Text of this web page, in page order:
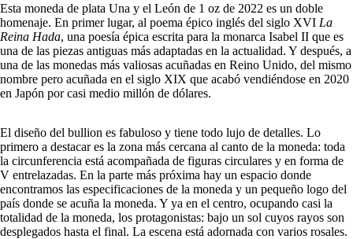
Esta moneda de plata Una y el León de 1 oz de 2022 es un doble
homenaje. En primer lugar, al poema épico inglés del siglo XVI La
Reina Hada, una poesía épica escrita para la monarca Isabel II que es
una de las piezas antiguas más adaptadas en la actualidad. Y después, a
una de las monedas más valiosas acuñadas en Reino Unido, del mismo
nombre pero acuñada en el siglo XIX que acabó vendiéndose en 2020
en Japón por casi medio millón de dólares.
El diseño del bullion es fabuloso y tiene todo lujo de detalles. Lo
primero a destacar es la zona más cercana al canto de la moneda: toda
la circunferencia está acompañada de figuras circulares y en forma de
V entrelazadas. En la parte más próxima hay un espacio donde
encontramos las especificaciones de la moneda y un pequeño logo del
país donde se acuña la moneda. Y ya en el centro, ocupando casi la
totalidad de la moneda, los protagonistas: bajo un sol cuyos rayos son
desplegados hasta el final. La escena está adornada con varios rosales.